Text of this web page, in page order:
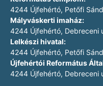
4244 Újfehértó, Petőfi
Mályváskerti imaház:
4244 Újfehértó, Debreceni
Lelkészi hivatal:
4244 Újfehértó, Petőfi
Újfehértói Református
4244 Újfehértó, Debreceni